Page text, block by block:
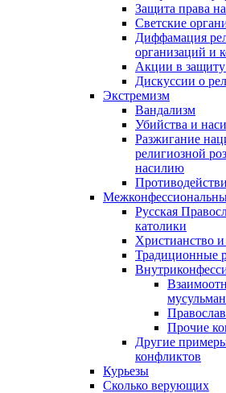
Защита права
Светские
Диффамация
организаций и
Акции в защиту
Дискуссии о
Экстремизм
Вандализм
Убийства и
Разжигание
религиозной
насилию
Русская
католики
Христианство
Традиционные
Прочие
Другие
конфликтов
Курьезы
Сколько верующих